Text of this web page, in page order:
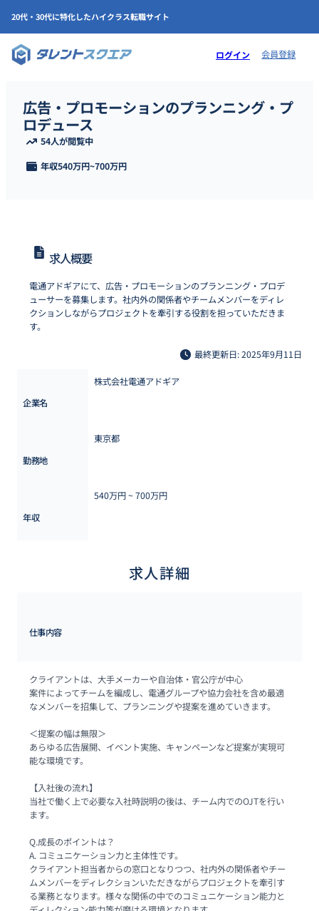
20代・30代に特化したハイクラス転職サイト
ログイン 会員登録
広告・プロモーションのプランニング・プ
ロデュース
54人が閲覧中
年収540万円~700万円
求人概要
電通アドギアにて、広告・プロモーションのプランニング・プロデ
ューサーを募集します。社内外の関係者やチームメンバーをディレ
クションしながらプロジェクトを牽引する役割を担っていただきま
す。
最終更新日: 2025年9月11日
企業名
株式会社電通アドギア
勤務地
東京都
年収
540万円 ~ 700万円
求人詳細
仕事内容
クライアントは、大手メーカーや自治体・官公庁が中心
案件によってチームを編成し、電通グループや協力会社を含め最適
なメンバーを招集して、プランニングや提案を進めていきます。
＜提案の幅は無限＞
あらゆる広告展開、イベント実施、キャンペーンなど提案が実現可
能な環境です。
【入社後の流れ】
当社で働く上で必要な入社時説明の後は、チーム内でのOJTを行い
ます。
Q.成長のポイントは？
A. コミュニケーション力と主体性です。
クライアント担当者からの窓口となりつつ、社内外の関係者やチー
ムメンバーをディレクションいただきながらプロジェクトを牽引す
る業務となります。様々な関係の中でのコミュニケーション能力と